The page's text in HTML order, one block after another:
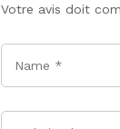
Votre avis doit